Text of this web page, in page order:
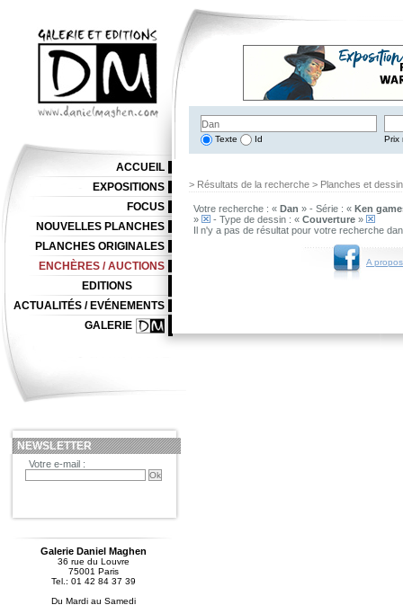
Texte Id Prix
> Résultats de la recherche > Planches et
Votre recherche : « Dan » - Série : « Ken
»
- Type de dessin : « Couverture »
Il n'y a pas de résultat pour votre recherche
A
ACCUEIL
EXPOSITIONS
FOCUS
NOUVELLES PLANCHES
PLANCHES ORIGINALES
ENCHÈRES / AUCTIONS
EDITIONS
ACTUALITÉS / EVÉNEMENTS
GALERIE
NEWSLETTER
Votre e-mail :
Galerie Daniel Maghen
36 rue du Louvre
75001 Paris
Tel.: 01 42 84 37 39
Du Mardi au Samedi